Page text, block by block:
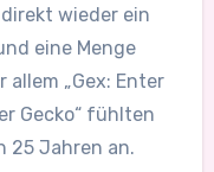
wieder ein
eine Menge
allem „Gex: Enter
Gecko“ fühlten
25 Jahren an.